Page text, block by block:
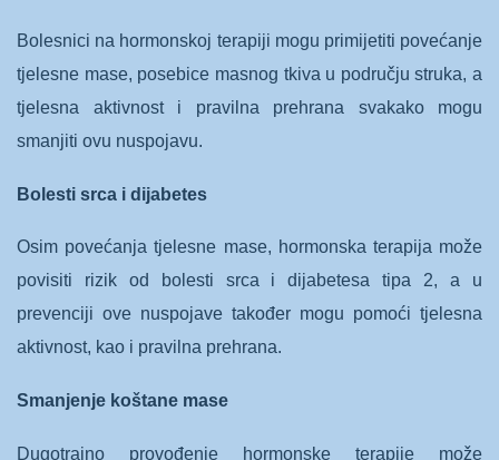
Bolesnici na hormonskoj terapiji mogu primijetiti povećanje
tjelesne mase, posebice masnog tkiva u području struka, a
tjelesna aktivnost i pravilna prehrana svakako mogu
smanjiti ovu nuspojavu.
Bolesti srca i dijabetes
Osim povećanja tjelesne mase, hormonska terapija može
povisiti rizik od bolesti srca i dijabetesa tipa 2, a u
prevenciji ove nuspojave također mogu pomoći tjelesna
aktivnost, kao i pravilna prehrana.
Smanjenje koštane mase
Dugotrajno provođenje hormonske terapije može